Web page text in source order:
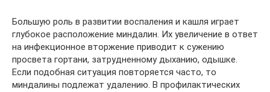
Большую роль в развитии воспаления и кашля играет
глубокое расположение миндалин. Их увеличение в ответ
на инфекционное вторжение приводит к сужению
просвета гортани, затрудненному дыханию, одышке.
Если подобная ситуация повторяется часто, то
миндалины подлежат удалению. В профилактических